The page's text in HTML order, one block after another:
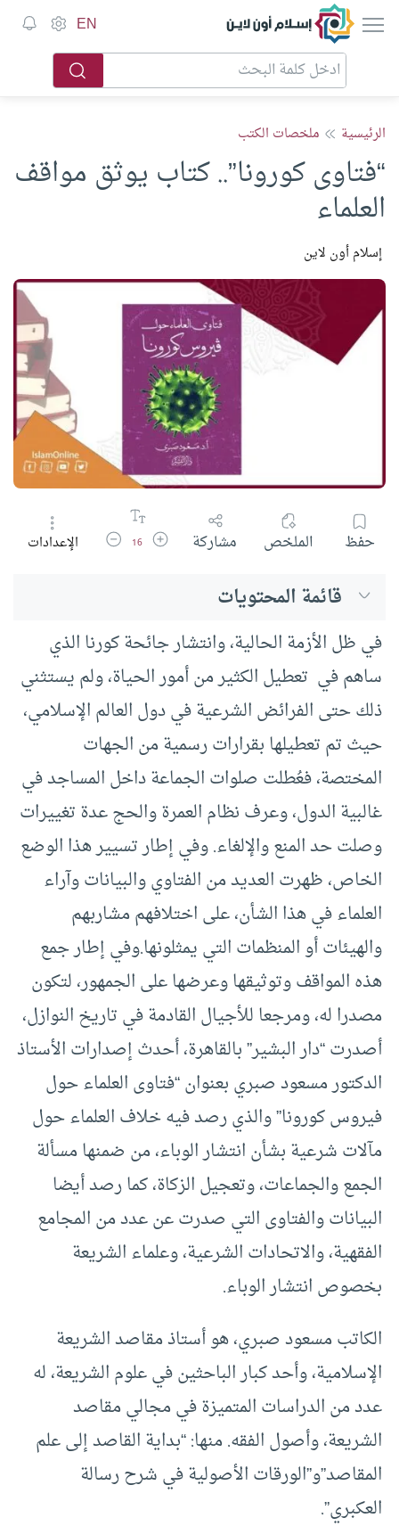
إسلام أون لاين EN
الرئيسية ملخصات الكتب
“فتاوى كورونا”.. كتاب يوثق مواقف
العلماء
إسلام أون لاين
حفظ الملخص مشاركة زيادة حجم الخط
16 تقليل حجم الخط
الإعدادات
قائمة المحتويات
في ظل الأزمة الحالية، وانتشار جائحة كورنا الذي
ساهم في تعطيل الكثير من أمور الحياة، ولم يستثني
ذلك حتى الفرائض الشرعية في دول العالم الإسلامي،
حيث تم تعطيلها بقرارات رسمية من الجهات
المختصة، فعُطلت صلوات الجماعة داخل المساجد في
غالبية الدول، وعرف نظام العمرة والحج عدة تغييرات
وصلت حد المنع والإلغاء. وفي إطار تسيير هذا الوضع
الخاص، ظهرت العديد من الفتاوي والبيانات وآراء
العلماء في هذا الشأن، على اختلافهم مشاربهم
والهيئات أو المنظمات التي يمثلونها.وفي إطار جمع
هذه المواقف وتوثيقها وعرضها على الجمهور، لتكون
مصدرا له، ومرجعا للأجيال القادمة في تاريخ النوازل،
أصدرت “دار البشير” بالقاهرة، أحدث إصدارات الأستاذ
الدكتور مسعود صبري بعنوان “فتاوى العلماء حول
فيروس كورونا” والذي رصد فيه خلاف العلماء حول
مآلات شرعية بشأن انتشار الوباء، من ضمنها مسألة
الجمع والجماعات، وتعجيل الزكاة، كما رصد أيضا
البيانات والفتاوى التي صدرت عن عدد من المجامع
الفقهية، والاتحادات الشرعية، وعلماء الشريعة
بخصوص انتشار الوباء.
الكاتب مسعود صبري، هو أستاذ مقاصد الشريعة
الإسلامية، وأحد كبار الباحثين في علوم الشريعة، له
عدد من الدراسات المتميزة في مجالي مقاصد
الشريعة، وأصول الفقه. منها: “بداية القاصد إلى علم
المقاصد”و”الورقات الأصولية في شرح رسالة
العكبري”.